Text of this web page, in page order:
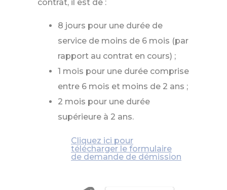
contrat, il est de :
8 jours pour une durée de
service de moins de 6 mois (par
rapport au contrat en cours) ;
1 mois pour une durée comprise
entre 6 mois et moins de 2 ans ;
2 mois pour une durée
supérieure à 2 ans.
Cliquez ici pour
télécharger le formulaire
de demande de démission